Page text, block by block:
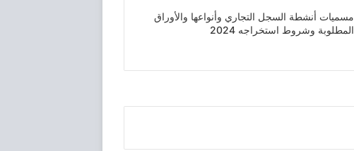
مسميات أنشطة السجل التجاري وأنواعها والأوراق
المطلوبة وشروط استخراجه 2024